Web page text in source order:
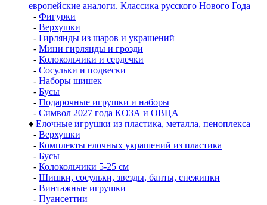
европейские аналоги. Классика русского Нового Года
- Фигурки
- Верхушки
- Гирлянды из шаров и украшений
- Мини гирлянды и грозди
- Колокольчики и сердечки
- Сосульки и подвески
- Наборы шишек
- Бусы
- Подарочные игрушки и наборы
- Символ 2027 года КОЗА и ОВЦА
♦ Елочные игрушки из пластика, металла, пеноплекса
- Верхушки
- Комплекты елочных украшений из пластика
- Бусы
- Колокольчики 5-25 см
- Шишки, сосульки, звезды, банты, снежинки
- Винтажные игрушки
- Пуансеттии